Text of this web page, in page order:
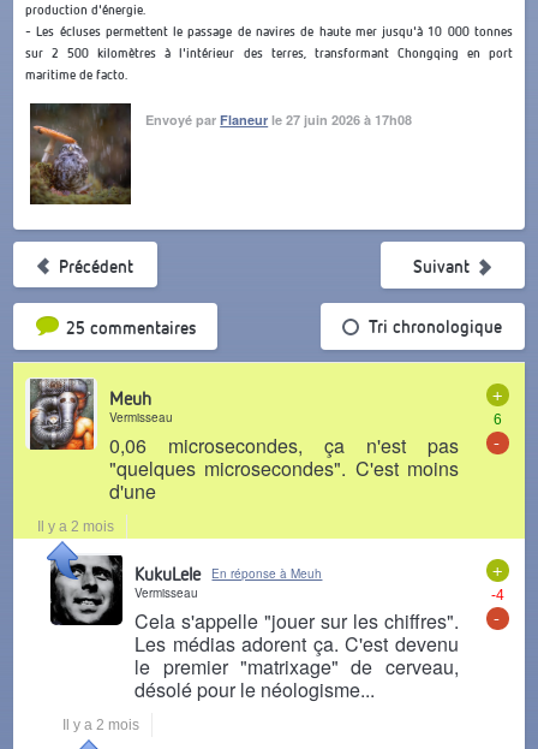
production d'énergie.
- Les écluses permettent le passage de navires de haute mer jusqu'à 10 000 tonnes
sur 2 500 kilomètres à l'intérieur des terres, transformant Chongqing en port
maritime de facto.
Envoyé parFlaneur le 27 juin 2026 à 17h08
Précédent
25 commentairesTri par popularité Tri chronologique
Suivant
+
6
-
Meuh
Vermisseau
0,06 microsecondes, ça n'est pas
"quelques microsecondes". C'est moins
d'une
Il y a 2 mois
+
-4
-
KukuLele
En réponse à Meuh
Vermisseau
Cela s'appelle "jouer sur les chiffres".
Les médias adorent ça. C'est devenu
le premier "matrixage" de cerveau,
désolé pour le néologisme...
Il y a 2 mois